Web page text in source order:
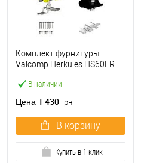
В наличии
Комплект фурнитуры
Valcomp Herkules HS60FR
до 60 кг без направляющей
Цена 1 430 грн.
В корзину
Купить в 1 клик